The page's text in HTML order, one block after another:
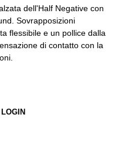
dell'Half Negative con
Sovrapposizioni
flessibile e un pollice dalla
di contatto con la